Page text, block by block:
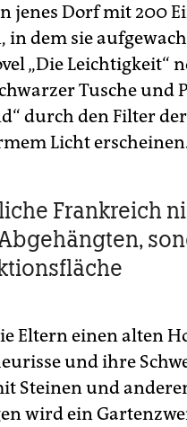
jenes Dorf mit 200
in dem sie
„Die Leichtigkeit“
Tusche
durch den Filter
Licht
Frankreich
Eltern einen alten
und ihre
Steinen und
wird ein